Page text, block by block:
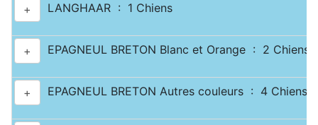
+ LANGHAAR : 1 Chiens
+ EPAGNEUL BRETON Blanc et Orange : 2 Chiens
+ EPAGNEUL BRETON Autres couleurs : 4 Chiens